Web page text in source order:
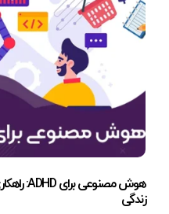
هوش مصنوعی برای ADHD: راهکاری نوین برای مدیریت تمرکز و بهبود
زندگی